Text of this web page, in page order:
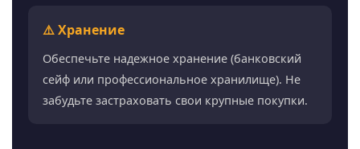
⚠️ Хранение
Обеспечьте надежное хранение (банковский
сейф или профессиональное хранилище). Не
забудьте застраховать свои крупные покупки.